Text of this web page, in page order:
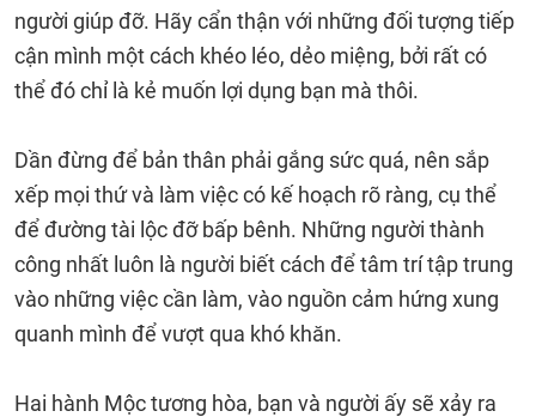
người giúp đỡ. Hãy cẩn thận với những đối tượng tiếp
cận mình một cách khéo léo, dẻo miệng, bởi rất có
thể đó chỉ là kẻ muốn lợi dụng bạn mà thôi.
Dần đừng để bản thân phải gắng sức quá, nên sắp
xếp mọi thứ và làm việc có kế hoạch rõ ràng, cụ thể
để đường tài lộc đỡ bấp bênh. Những người thành
công nhất luôn là người biết cách để tâm trí tập trung
vào những việc cần làm, vào nguồn cảm hứng xung
quanh mình để vượt qua khó khăn.
Hai hành Mộc tương hòa, bạn và người ấy sẽ xảy ra